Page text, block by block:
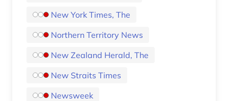
New York Times, The
Northern Territory News
New Zealand Herald, The
New Straits Times
Newsweek